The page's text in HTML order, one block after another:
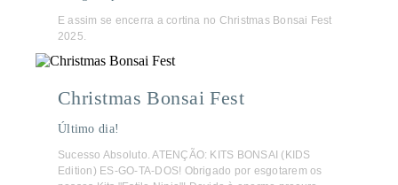
E assim se encerra a cortina no Christmas Bonsai Fest
2025.
Christmas Bonsai Fest
Último dia!
Sucesso Absoluto. ATENÇÃO: KITS BONSAI (KIDS
Edition) ES-GO-TA-DOS! Obrigado por esgotarem os